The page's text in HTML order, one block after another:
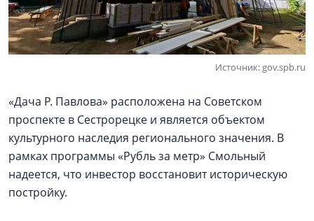
Источник: gov.spb.ru
«Дача Р. Павлова» расположена на Советском
проспекте в Сестрорецке и является объектом
культурного наследия регионального значения. В
рамках программы «Рубль за метр» Смольный
надеется, что инвестор восстановит историческую
постройку.